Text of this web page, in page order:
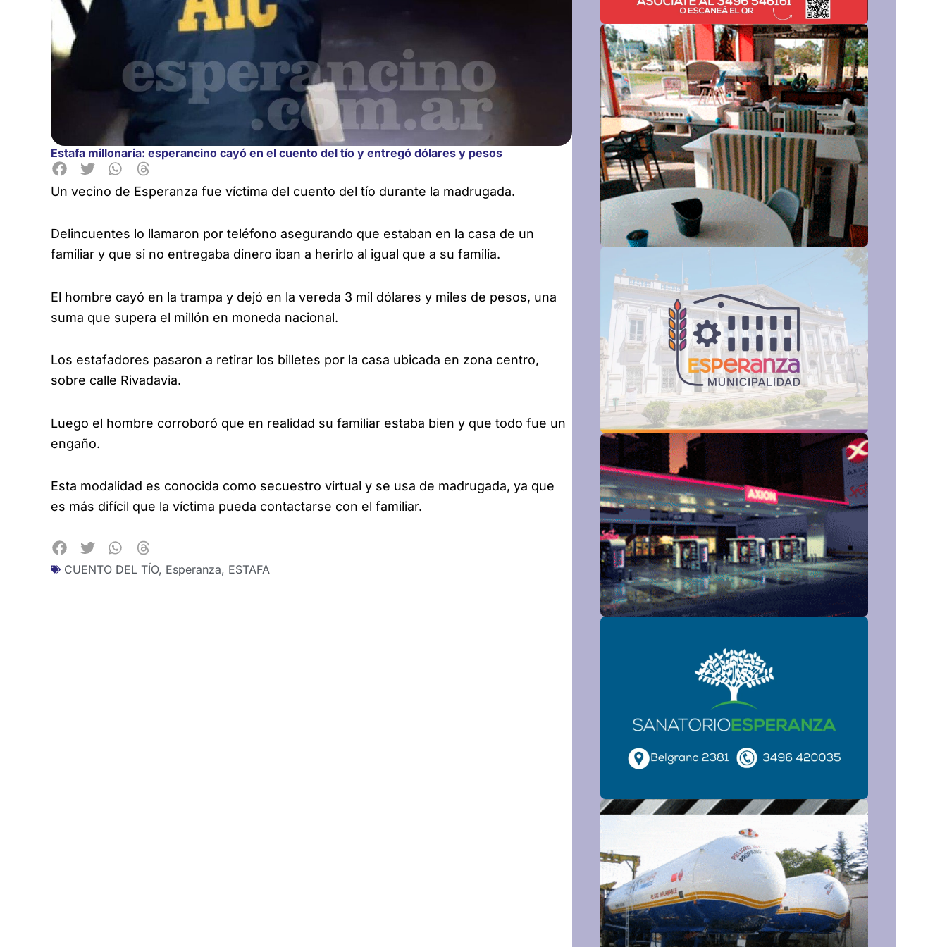
Estafa millonaria: esperancino cayó en el cuento del tío y entregó dólares y pesos
Un vecino de Esperanza fue víctima del cuento del tío durante la madrugada.
Delincuentes lo llamaron por teléfono asegurando que estaban en la casa de un
familiar y que si no entregaba dinero iban a herirlo al igual que a su familia.
El hombre cayó en la trampa y dejó en la vereda 3 mil dólares y miles de pesos, una
suma que supera el millón en moneda nacional.
Los estafadores pasaron a retirar los billetes por la casa ubicada en zona centro,
sobre calle Rivadavia.
Luego el hombre corroboró que en realidad su familiar estaba bien y que todo fue un
engaño.
Esta modalidad es conocida como secuestro virtual y se usa de madrugada, ya que
es más difícil que la víctima pueda contactarse con el familiar.
CUENTO DEL TÍO, Esperanza, ESTAFA